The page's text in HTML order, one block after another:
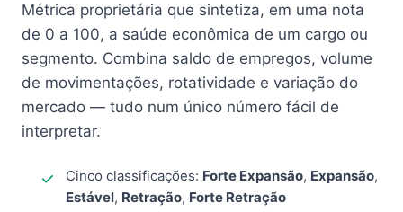
Métrica proprietária que sintetiza, em uma nota
de 0 a 100, a saúde econômica de um cargo ou
segmento. Combina saldo de empregos, volume
de movimentações, rotatividade e variação do
mercado — tudo num único número fácil de
interpretar.
Cinco classificações: Forte Expansão, Expansão,
Estável, Retração, Forte Retração